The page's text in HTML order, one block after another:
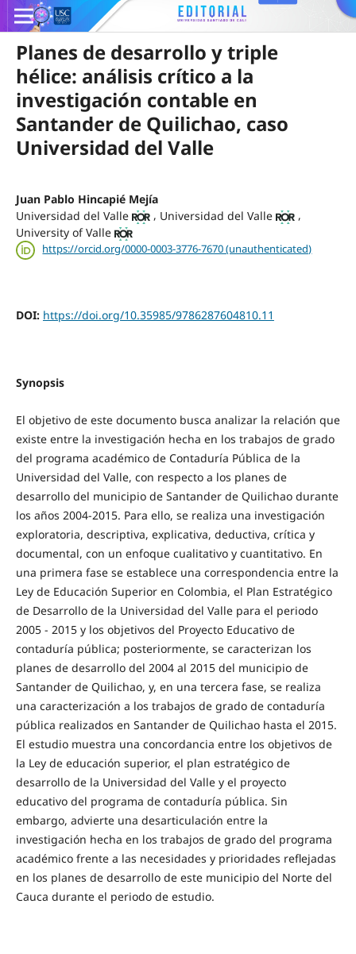
Planes de desarrollo y triple
hélice: análisis crítico a la
investigación contable en
Santander de Quilichao, caso
Universidad del Valle
Juan Pablo Hincapié Mejía
Universidad del Valle
, Universidad del Valle
,
University of Valle
https://orcid.org/0000-0003-3776-7670 (unauthenticated)
DOI: https://doi.org/10.35985/9786287604810.11
Synopsis
El objetivo de este documento busca analizar la relación que
existe entre la investigación hecha en los trabajos de grado
del programa académico de Contaduría Pública de la
Universidad del Valle, con respecto a los planes de
desarrollo del municipio de Santander de Quilichao durante
los años 2004-2015. Para ello, se realiza una investigación
exploratoria, descriptiva, explicativa, deductiva, crítica y
documental, con un enfoque cualitativo y cuantitativo. En
una primera fase se establece una correspondencia entre la
Ley de Educación Superior en Colombia, el Plan Estratégico
de Desarrollo de la Universidad del Valle para el periodo
2005 - 2015 y los objetivos del Proyecto Educativo de
contaduría pública; posteriormente, se caracterizan los
planes de desarrollo del 2004 al 2015 del municipio de
Santander de Quilichao, y, en una tercera fase, se realiza
una caracterización a los trabajos de grado de contaduría
pública realizados en Santander de Quilichao hasta el 2015.
El estudio muestra una concordancia entre los objetivos de
la Ley de educación superior, el plan estratégico de
desarrollo de la Universidad del Valle y el proyecto
educativo del programa de contaduría pública. Sin
embargo, advierte una desarticulación entre la
investigación hecha en los trabajos de grado del programa
académico frente a las necesidades y prioridades reflejadas
en los planes de desarrollo de este municipio del Norte del
Cauca durante el periodo de estudio.